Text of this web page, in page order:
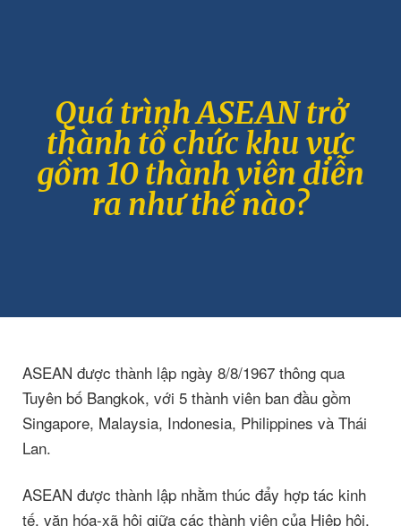
Quá trình ASEAN trở
thành tổ chức khu vực
gồm 10 thành viên diễn
ra như thế nào?
ASEAN được thành lập ngày 8/8/1967 thông qua
Tuyên bố Bangkok, với 5 thành viên ban đầu gồm
Singapore, Malaysia, Indonesia, Philippines và Thái
Lan.
ASEAN được thành lập nhằm thúc đẩy hợp tác kinh
tế, văn hóa-xã hội giữa các thành viên của Hiệp hội,